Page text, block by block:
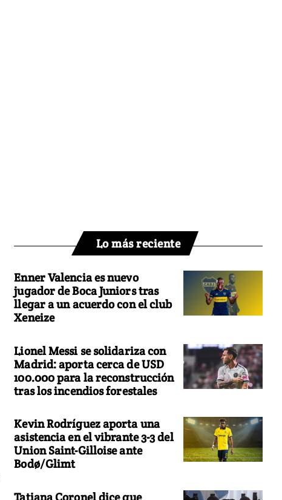
Lo más reciente
Enner Valencia es nuevo
jugador de Boca Juniors tras
llegar a un acuerdo con el club
Xeneize
Lionel Messi se solidariza con
Madrid: aporta cerca de USD
100.000 para la reconstrucción
tras los incendios forestales
Kevin Rodríguez aporta una
asistencia en el vibrante 3-3 del
Union Saint-Gilloise ante
Bodø/Glimt
Tatiana Coronel dice que